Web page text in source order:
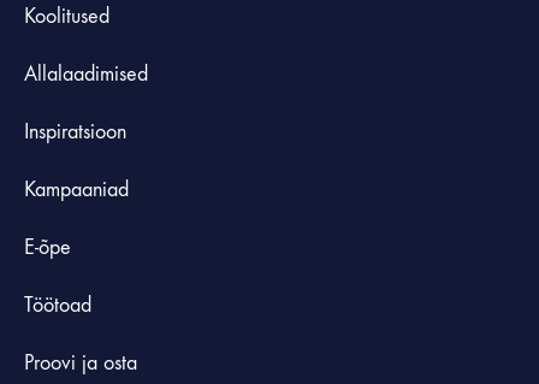
Koolitused
Allalaadimised
Inspiratsioon
Kampaaniad
E-õpe
Töötoad
Proovi ja osta